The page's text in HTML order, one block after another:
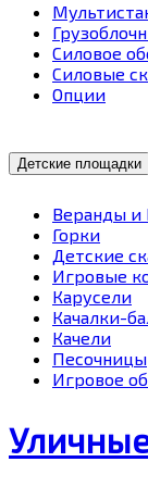
Силовое
Силовые
Опции
Детские площадки
Веранды и
Горки
Детские
Игровые
Карусели
Качалки-
Качели
Песочницы
Игровое